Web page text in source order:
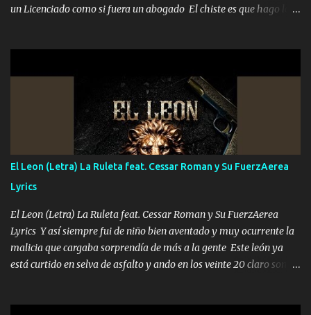
un Licenciado como si fuera un abogado El chiste es que hago lo
corriente no quieren verte subir de level trucha mis plebes Música
A veces me pongo un sombrero a veces me ven la cachucha de lado
con la mirada siempre en alto A veces me fajó una super o a veces
me fajó una Glock siempre armado todas las generaciones yo
traigo El chiste es que hago lo que quiero pues así soy me mandó
yo tengo el control a todos yo les paro el dedo soy hocicon un
malcriado un malandrón Que Les importa no saben nada falsas
las risas las que me miran hay gente corriente no quieren ve...
El Leon (Letra) La Ruleta feat. Cessar Roman y Su FuerzAerea
Lyrics
El Leon (Letra) La Ruleta feat. Cessar Roman y Su FuerzAerea
Lyrics Y así siempre fui de niño bien aventado y muy ocurrente la
malicia que cargaba sorprendía de más a la gente Este león ya
está curtido en selva de asfalto y ando en los veinte 20 claro son